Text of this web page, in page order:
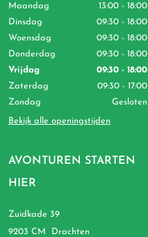
AVONTUREN STARTEN
HIER
Zuidkade 39
9203 CM Drachten
Maandag
13:00 - 18:00
Dinsdag
09:30 - 18:00
Woensdag
09:30 - 18:00
Donderdag
09:30 - 18:00
Vrijdag
09:30 - 18:00
Zaterdag
09:30 - 17:00
Zondag
Gesloten
Bekijk alle openingstijden